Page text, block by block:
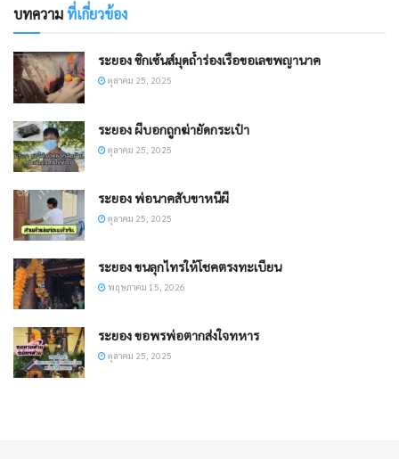
บทความที่เกี่ยวข้อง
ระยอง ซิกเซ้นส์มุดถ้ำร่องเรือขอเลขพญานาค
ตุลาคม 25, 2025
ระยอง ผีบอกถูกฆ่ายัดกระเป๋า
ตุลาคม 25, 2025
ระยอง พ่อนาคสับขาหนีผี
ตุลาคม 25, 2025
ระยอง ขนลุกไทรให้โชคตรงทะเบียน
พฤษภาคม 15, 2026
ระยอง ขอพรพ่อตากส่งใจทหาร
ตุลาคม 25, 2025